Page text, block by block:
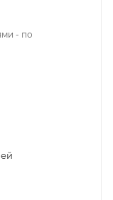
- по